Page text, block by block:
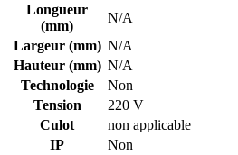
Longueur
(mm)
N/A
Largeur (mm) N/A
Hauteur (mm) N/A
Technologie
Non
Tension
220 V
Culot
non applicable
IP
Non